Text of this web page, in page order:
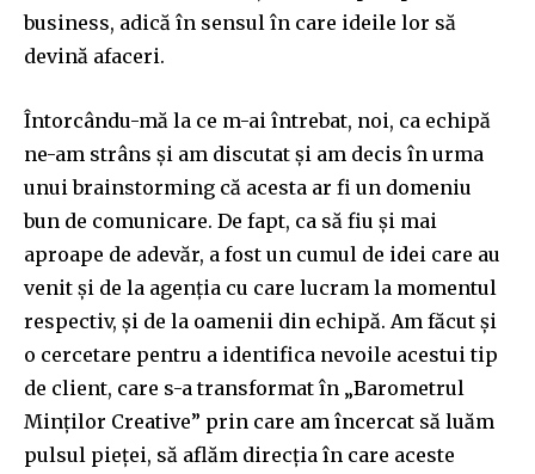
business, adică în sensul în care ideile lor să
devină afaceri.
Întorcându-mă la ce m-ai întrebat, noi, ca echipă
ne-am strâns și am discutat și am decis în urma
unui brainstorming că acesta ar fi un domeniu
bun de comunicare. De fapt, ca să fiu și mai
aproape de adevăr, a fost un cumul de idei care au
venit și de la agenția cu care lucram la momentul
respectiv, și de la oamenii din echipă. Am făcut și
o cercetare pentru a identifica nevoile acestui tip
de client, care s-a transformat în „Barometrul
Minților Creative” prin care am încercat să luăm
pulsul pieței, să aflăm direcția în care aceste